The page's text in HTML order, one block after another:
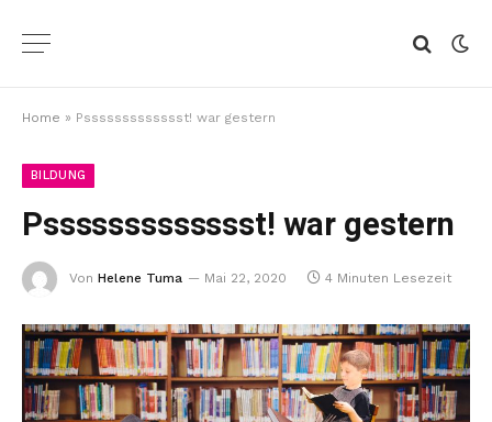
Home » Pssssssssssssst! war gestern
BILDUNG
Pssssssssssssst! war gestern
Von Helene Tuma Mai 22, 2020 4 Minuten Lesezeit